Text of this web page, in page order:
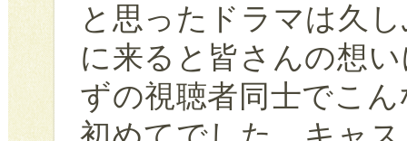
と思ったドラマは久
に来ると皆さんの想
ずの視聴者同士でこ